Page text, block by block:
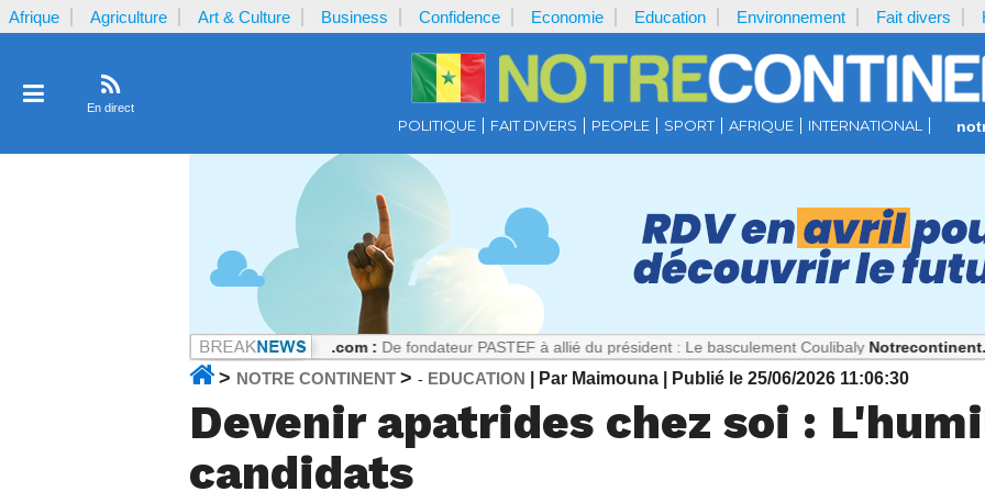
Afrique Agriculture Art & Culture Business Confidence Economie Education Environnement Fait divers
En direct
POLITIQUE FAIT DIVERS PEOPLE SPORT AFRIQUE INTERNATIONAL
Notrecontinent.com : De fondateur PASTEF à allié du président : Le basculement Coulibaly Notrecontinent.com :
> NOTRE CONTINENT > - EDUCATION | Par Maimouna | Publié le 25/06/2026 11:06:30
Devenir apatrides chez soi :
candidats